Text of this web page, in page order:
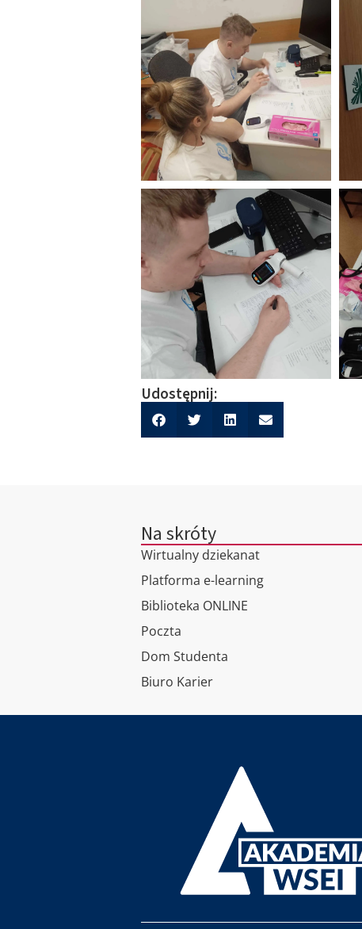
Udostępnij:
Na skróty
Wirtualny dziekanat
Platforma e-learning
Biblioteka ONLINE
Poczta
Dom Studenta
Biuro Karier